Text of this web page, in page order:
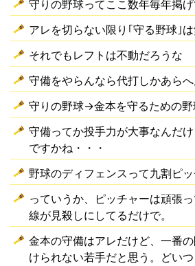
守りの野球ってここ数年毎年掲
アレを切らない限り｢守る野球｣
それでもレフトは不動だろうな
守備をやらんなら代打しかあら
守りの野球→金本を守るための野
守備ってか投手力が大事なんだ
ですかね・・・
野球のディフェンスって九割ピ
っていうか、ピッチャーは頑張
線が見殺しにしてるだけで。
金本の守備はアレだけど、一番
けられない若手だと思う。どい